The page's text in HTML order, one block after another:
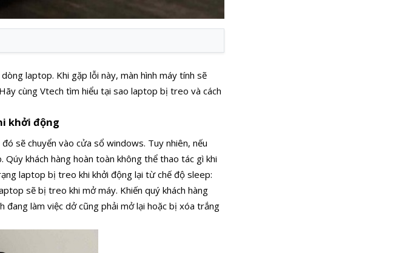
laptop. Khi gặp lỗi này, màn hình máy tính sẽ
cùng Vtech tìm hiểu tại sao laptop bị treo và cách
khởi động
sẽ chuyển vào cửa sổ windows. Tuy nhiên, nếu
khách hàng hoàn toàn không thể thao tác gì khi
laptop bị treo khi khởi động lại từ chế độ sleep:
sẽ bị treo khi mở máy. Khiến quý khách hàng
làm việc dở cũng phải mở lại hoặc bị xóa trắng